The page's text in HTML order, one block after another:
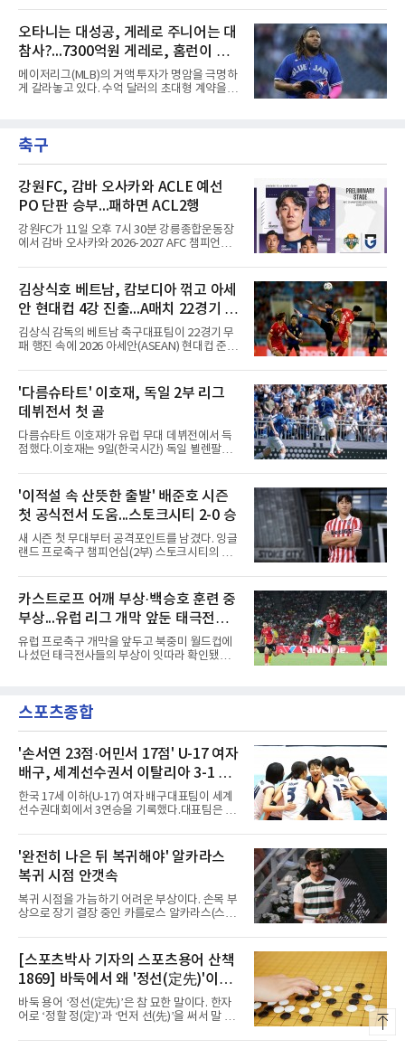
KBO리그 사상 초유의 비FA 다년 계약을 체결하
면서 동시에 해외 진출 가능성을 열어두는 조항
을 포함했다. 국내에서 이미 최고 수준의 대우와
확실한 입지를 확보한 만큼, 이번 메이저리그 도
전은 생존을 건 승부수가 아니다.오히려 잃을 것
이 없는 도전에 가깝다. 노시환은 이미 KBO리그
에서 연평균 약 28억 원에 달하는 대형 계약과
라도 돌아올 곳이 확실하다.그렇다고 포스팅 도
전의 의미가 작아지는 것은 아
오타니는 대성공, 게레로 주니어는 대
참사?...7300억원 게레로, 홈런이 충
격적인 6개, 야후 스포츠 "올해 트레
이드했어야" 질타
메이저리그(MLB)의 거액 투자가 명암을 극명하
게 갈라놓고 있다. 수억 달러의 초대형 계약을 안
리 토론토 블루제이스의 블라디미르 게레로 주
니어는 대참사 수준의 부진에 허덕이고 있다.토
14년, 총액 5억 달러(당시 7300억원)라는 메이
저리그 역사상 손꼽히는 초대형 연장 계약을 체
결했다. 토론토는 2021년의 경이로운 폭발력과
2024년의 반등, 그리고 직전 시즌 포스트시즌에
서 보여준 맹활약을 믿고 그에게 팀의 미래를 전
적으로 맡겼다.그러나 2026시즌
축구
강원FC, 감바 오사카와 ACLE 예선
PO 단판 승부...패하면 ACL2행
강원FC가 11일 오후 7시 30분 강릉종합운동장
에서 감바 오사카와 2026-2027 AFC 챔피언스
승자는 ACLE 본선에 오르고 패자는 2부 격 대회
인 AFC 챔피언스리그2(ACL2)로 향한다. 강원은
2024시즌 K리그1 준우승 자격으로 나선 지난 시
즌 ACLE에서 창단 첫 아시아 무대를 경험하며
16강에 진출했고, 2025시즌 리그 5위로 이번 출
전권을 얻었다.감바 오사카는 2025-2026시즌
ACL2 결승에서 크리스티아누 호날두의 소속팀
기세도 좋다.최근 리그 2연패로 상승세가 끊긴
강원은 이번 승리로 반등을 노린다. 김대
김상식호 베트남, 캄보디아 꺾고 아세
안 현대컵 4강 진출...A매치 22경기 무
패 질주
김상식 감독의 베트남 축구대표팀이 22경기 무
패 행진 속에 2026 아세안(ASEAN) 현대컵 준결
딘 국립경기장에서 열린 캄보디아와의 조별리그
A조 4차전에서 응우옌 딘 박의 2골과 상대 자책
골을 묶어 3-1로 이겼다. 3승 1무 승점 10으로
싱가포르(승점 8)를 제치고 조 1위를 차지했고,
A매치 연속 무패는 22경기(19승 3무)로 늘렸다.
종전 자국 기록은 18경기였다.2년마다 열리는
현대컵은 '동남아의 월드컵'으로 불리며, 스즈키
패와 통산 4번째 우승을 노린다.준결승 상대 말
레이시아는 8일 필리핀을 1-0
'다름슈타트' 이호재, 독일 2부 리그
데뷔전서 첫 골
다름슈타트 이호재가 유럽 무대 데뷔전에서 득
점했다.이호재는 9일(한국시간) 독일 뵐렌팔토
2027시즌 2.분데스리가(2부) 개막전에서 0-2로
뒤진 후반 추격골을 넣었다. 후반 15분 핀 라켄
마허와 교체 투입된 그는 후반 31분 페널티지역
오른쪽에서 카이 클레피시의 패스를 받아 오른
발 슈팅으로 마무리했다.다름슈타트는 후반 41
분 알렉산다르 부코티치의 동점골로 승점 1을
챙겼다. 홀슈타인 킬은 전반 8분 기예르모 발지,
활용한 제공권과 문전 슈팅이 강점인 정통 스트
라이커로, K리그1 포항 스틸러스에서
'이적설 속 산뜻한 출발' 배준호 시즌
첫 공식전서 도움...스토크시티 2-0 승
새 시즌 첫 무대부터 공격포인트를 남겼다. 잉글
랜드 프로축구 챔피언십(2부) 스토크시티의 배
호는 9일(한국시간) 영국 스토크온트렌트의 베
트365 스타디움에서 열린 올덤 애슬레틱(4부)과
의 2026-2027시즌 잉글랜드 풋볼리그컵(EFL
컵) 1라운드에서 팀의 2-0 승리에 쐐기를 박는
골을 도왔다.투입 직후 결정적인 장면을 만들었
다. 1-0으로 앞서던 후반 21분 그라운드를 밟은
그는 후반 37분 상대 수비 라인 사이를 찌르는
흔들었다.시점도 좋았다. 프랑스 올랭피크 리옹
이적설이 도는 배준호는 시즌 첫
카스트로프 어깨 부상·백승호 훈련 중
부상...유럽 리그 개막 앞둔 태극전사
악재
유럽 프로축구 개막을 앞두고 북중미 월드컵에
나섰던 태극전사들의 부상이 잇따라 확인됐다.
쳐 당분간 출전이 어렵다고 밝혔다. 그는 후반 교
체 투입돼 두 골을 넣었으나 후반 22분 부상으로
에서 태어난 카스트로프는 측면 미드필더와 측
면 수비가 가능한 자원으로, 월드컵 남아프리카
공화국과의 조별리그 3차전에 출전했다. 해외
출생 혼혈 선수의 한국 남자 대표팀 월드컵 출전
은 그가 처음이다. 묀헨글라트바흐는 23일 DFB
포칼 1라운드, 29일 라이프치히
스포츠종합
'손서연 23점·어민서 17점' U-17 여자
배구, 세계선수권서 이탈리아 3-1 완
파...조별리그 3연승
한국 17세 이하(U-17) 여자 배구대표팀이 세계
선수권대회에서 3연승을 기록했다.대표팀은 9
FIVB U-17 여자 세계선수권대회 조별리그 D조
3차전에서 이탈리아를 3-1(25-14 25-19 13-25
25-20)로 꺾었다. 푸에르토리코, 대만에 이은 3
연승으로 승점 9를 쌓아 조 1위에 올랐다. 24개
팀이 6개 팀씩 4개 조로 나뉘어 조별리그를 치르
며 각 조 상위 4개 팀이 16강에 진출한다.지난해
U-16 아시아선수권 우승으로 처음 이 대회에 나
종반 점수 차를 벌려 승점 3을 챙겼다.블로킹은
7-16으로 밀렸지만 한국보다
'완전히 나은 뒤 복귀해야' 알카라스
복귀 시점 안갯속
복귀 시점을 가늠하기 어려운 부상이다. 손목 부
상으로 장기 결장 중인 카를로스 알카라스(스페
을지 관심이 쏠린다.얀니크 신네르(이탈리아)와
정상을 다투던 알카라스는 지난 4월 바르셀로나
오픈 이후 넉 달째 남자프로테니스(ATP) 투어 경
기에 나서지 못하고 있다. 9일 영국 BBC 등에 따
르면 그는 손목 힘줄을 감싸는 활막에 염증이 생
기는 건초염을 앓고 있다.이 부상이 까다로운 이
유가 있다. 반복적으로 라켓을 쥐고 휘두르는 동
[스포츠박사 기자의 스포츠용어 산책
1869] 바둑에서 왜 '정선(定先)'이라
말할까
바둑 용어 ‘정선(定先)’은 참 묘한 말이다. 한자
어로 ‘정할 정(定)’과 ‘먼저 선(先)’을 써서 말 그
이 먼저 두되 백에게 덤을 주지 않는 방식이다.